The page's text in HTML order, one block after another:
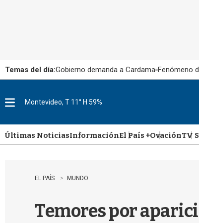
Temas del día:Gobierno demanda a Cardama Fenómeno
u
Montevideo, T 11° H 59%
Últimas NoticiasInformaciónEl País +OvaciónTV
EL PAÍS MUNDO
Temores por